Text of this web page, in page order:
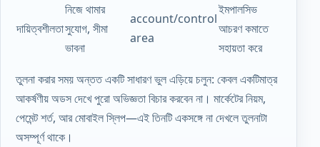
দায়িত্বশীলতা
নিজে থামার
সুযোগ, সীমা
ভাবনা
account/control
area
ইমপালসিভ
আচরণ কমাতে
সহায়তা করে
তুলনা করার সময় অন্তত একটি সাধারণ ভুল এড়িয়ে চলুন: কেবল একটিমাত্র
আকর্ষণীয় অডস দেখে পুরো অভিজ্ঞতা বিচার করবেন না। মার্কেটের নিয়ম,
পেমেন্ট শর্ত, আর মোবাইল স্লিপ—এই তিনটি একসঙ্গে না দেখলে তুলনাটা
অসম্পূর্ণ থাকে।